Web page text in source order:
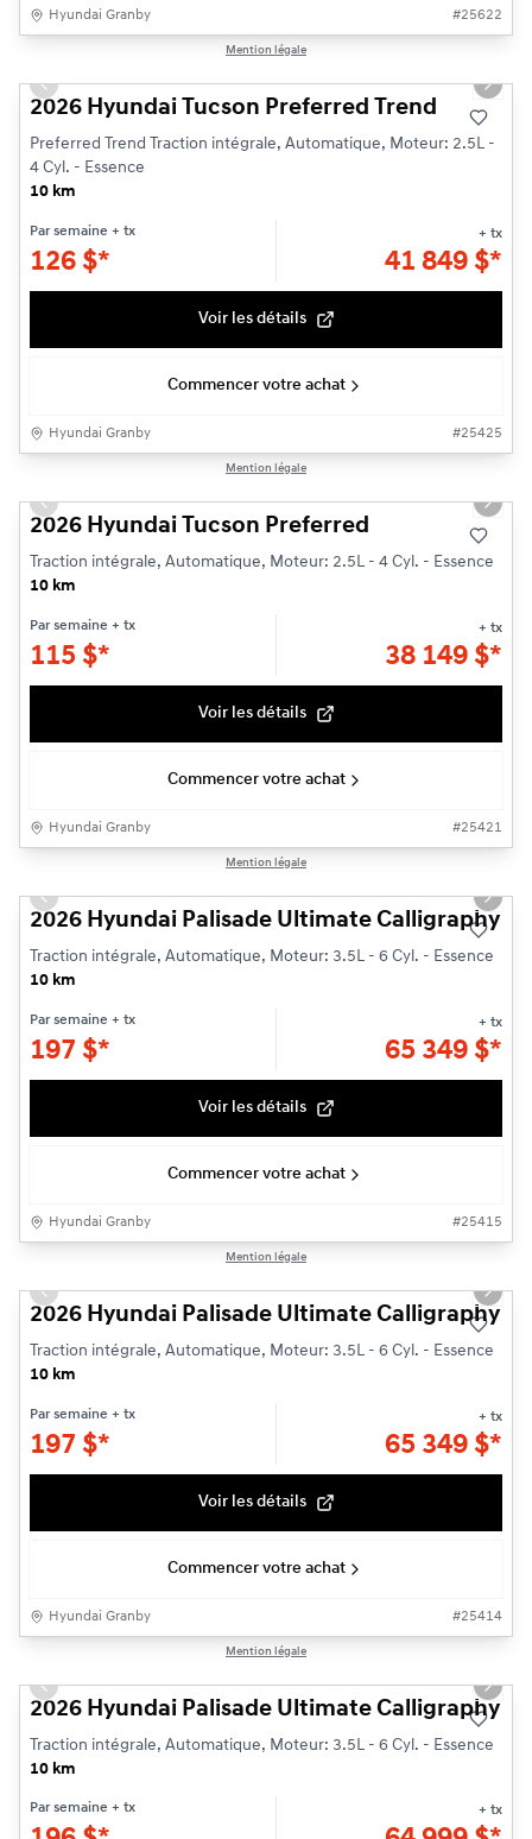
Hyundai Granby #25622
Mention légale
Previous slide Next
2026 Hyundai Tucson Preferred Trend
Preferred Trend Traction intégrale, Automatique, Moteur: 2.5L -
4 Cyl. - Essence
10 km
Par semaine + tx
126 $*
+ tx
41 849 $*
Voir les détails
Commencer votre achat
Hyundai Granby #25425
Mention légale
Previous slide Next
2026 Hyundai Tucson Preferred
Traction intégrale, Automatique, Moteur: 2.5L - 4 Cyl. - Essence
10 km
Par semaine + tx
115 $*
+ tx
38 149 $*
Voir les détails
Commencer votre achat
Hyundai Granby #25421
Mention légale
Previous slide Next
2026 Hyundai Palisade Ultimate Calligraphy
Traction intégrale, Automatique, Moteur: 3.5L - 6 Cyl. - Essence
10 km
Par semaine + tx
197 $*
+ tx
65 349 $*
Voir les détails
Commencer votre achat
Hyundai Granby #25415
Mention légale
Previous slide Next
2026 Hyundai Palisade Ultimate Calligraphy
Traction intégrale, Automatique, Moteur: 3.5L - 6 Cyl. - Essence
10 km
Par semaine + tx
197 $*
+ tx
65 349 $*
Voir les détails
Commencer votre achat
Hyundai Granby #25414
Mention légale
Previous slide Next
2026 Hyundai Palisade Ultimate Calligraphy
Traction intégrale, Automatique, Moteur: 3.5L - 6 Cyl. - Essence
10 km
Par semaine + tx + tx